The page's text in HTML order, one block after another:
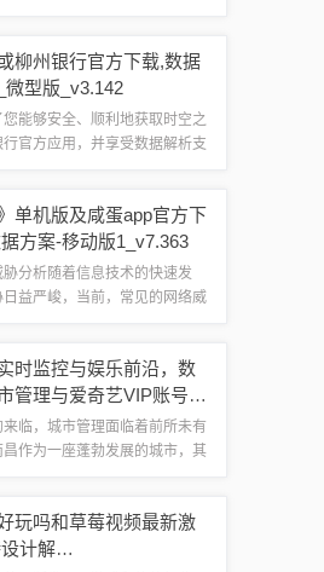
况进行实时更新和展...
柳州银行官方下载,数据
型版_v3.142
能够安全、顺利地获取时空之
官方应用，并享受数据解析支
下载，并确保您从官...
单机版及咸蛋app官方下
方案-移动版1_v7.363
分析随着信息技术的快速发
益严峻，当前，常见的网络威
和数据。2、钓鱼攻击：通...
时监控与娱乐前沿，数
管理与爱奇艺VIP账号共
临，城市管理面临着前所未有
昌作为一座蓬勃发展的城市，其
新需求，本文将围绕这两...
玩吗和草莓视频最新激
计解